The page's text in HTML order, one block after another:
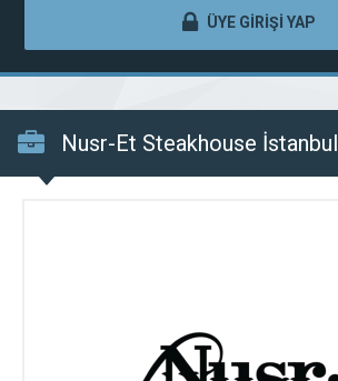
ÜYE GİRİŞİ YAP
Nusr-Et Steakhouse İstanbul